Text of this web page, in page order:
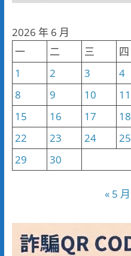
類
2026 年 6 月
一
二 三 四
1
2 3 4
8
9 10 11
15
16 17 18
22
23 24 25
29
30
« 5 月